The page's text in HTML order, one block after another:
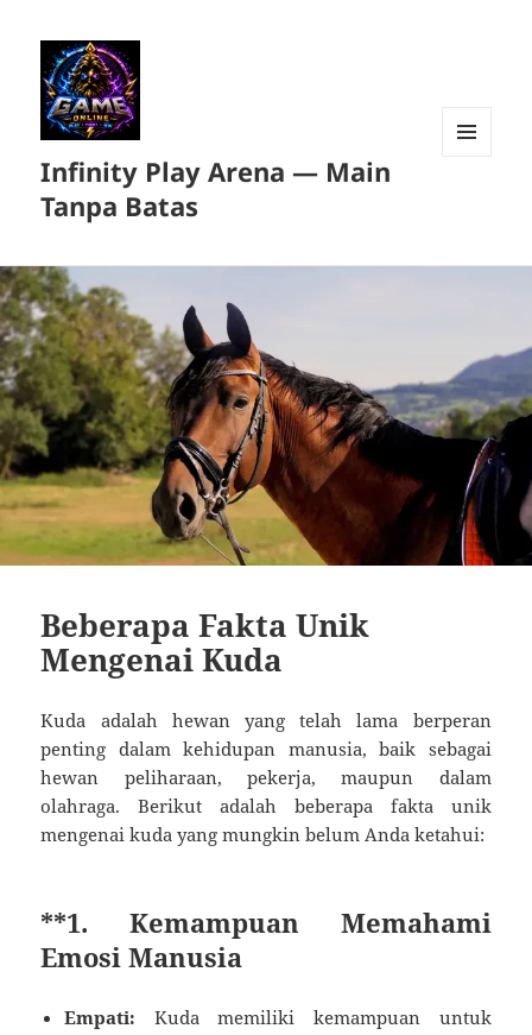
Infinity Play Arena — Main
Tanpa Batas
Beberapa Fakta Unik
Mengenai Kuda
Kuda adalah hewan yang telah lama berperan
penting dalam kehidupan manusia, baik sebagai
hewan peliharaan, pekerja, maupun dalam
olahraga. Berikut adalah beberapa fakta unik
mengenai kuda yang mungkin belum Anda ketahui:
**1. Kemampuan Memahami
Emosi Manusia
Empati: Kuda memiliki kemampuan untuk